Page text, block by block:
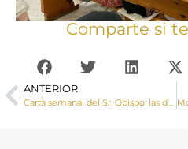
Comparte si
ANTERIOR
Carta semanal del Sr. Obispo: las dos formas fundamentales de oración